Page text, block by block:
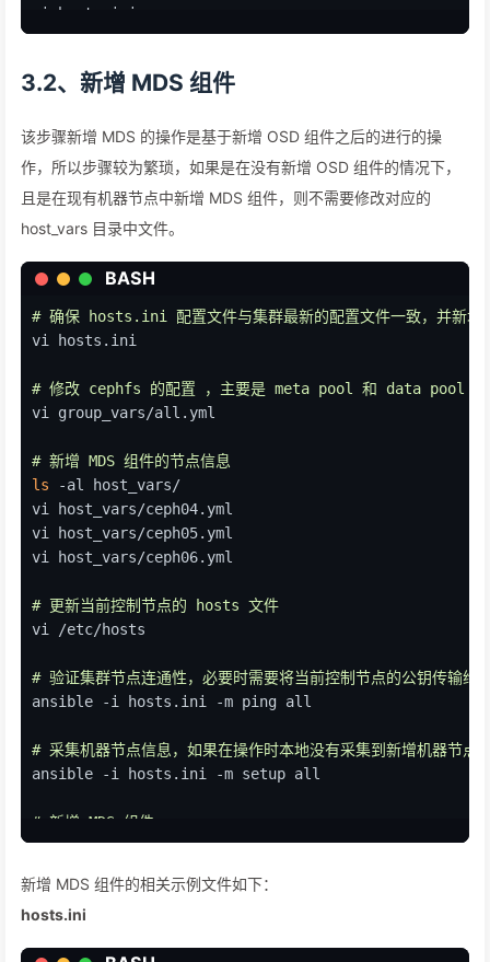
vi hosts.ini
ceph fs status
3.2、新增 MDS 组件
该步骤新增 MDS 的操作是基于新增 OSD 组件之后的进行的操
作，所以步骤较为繁琐，如果是在没有新增 OSD 组件的情况下，
且是在现有机器节点中新增 MDS 组件，则不需要修改对应的
host_vars 目录中文件。
BASH
# 确保 hosts.ini 配置文件与集群最新的配置文件一致，并新增
vi hosts.ini
# 修改 cephfs 的配置 ，主要是 meta pool 和 data pool 的
vi group_vars/all.yml
# 新增 MDS 组件的节点信息
ls -al host_vars/
vi host_vars/ceph04.yml
vi host_vars/ceph05.yml
vi host_vars/ceph06.yml
# 更新当前控制节点的 hosts 文件
vi /etc/hosts
# 验证集群节点连通性，必要时需要将当前控制节点的公钥传输给
ansible -i hosts.ini -m ping all
# 采集机器节点信息，如果在操作时本地没有采集到新增机器节点
ansible -i hosts.ini -m setup all
# 新增 MDS 组件
ansible-playbook -vvvv -i hosts.ini site.yml --limit
# 查看集群状态
ceph fs status
新增 MDS 组件的相关示例文件如下：
hosts.ini